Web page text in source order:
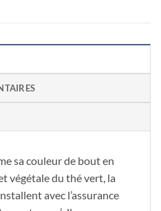
sa couleur de bout en
végétale du thé vert, la
avec l’assurance